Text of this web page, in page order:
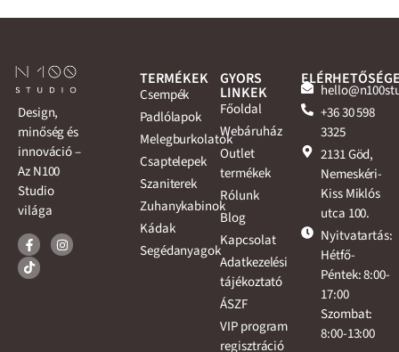
Design,
minőség és
innováció –
Az N100
Studio
világa
TERMÉKEK
Csempék
Padlólapok
Melegburkolatok
Csaptelepek
Szaniterek
Zuhanykabinok
Kádak
Segédanyagok
GYORS
LINKEK
Főoldal
Webáruház
Outlet
termékek
Rólunk
Blog
Kapcsolat
Adatkezelési
tájékoztató
ÁSZF
VIP program
regisztráció
+36 30 598
3325
2131 Göd,
Nemeskéri-
Kiss Miklós
utca 100.
Nyitvatartás:
Hétfő-
Péntek: 8:00-
17:00
Szombat:
8:00-13:00